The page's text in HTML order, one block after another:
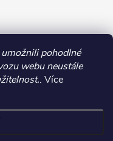
pohodlné
webu neustále
. Více